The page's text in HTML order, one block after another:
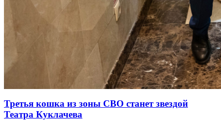
Третья кошка из зоны СВО станет звездой
Театра Куклачева